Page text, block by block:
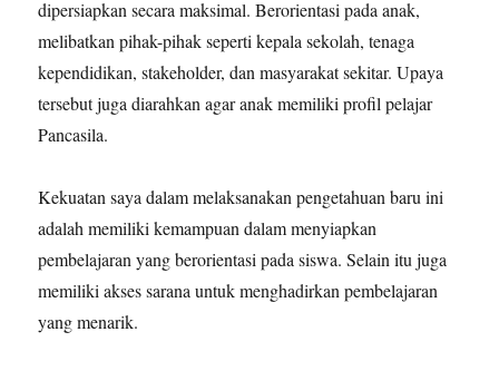
dipersiapkan secara maksimal. Berorientasi pada anak,
melibatkan pihak-pihak seperti kepala sekolah, tenaga
kependidikan, stakeholder, dan masyarakat sekitar. Upaya
tersebut juga diarahkan agar anak memiliki profil pelajar
Pancasila.
Kekuatan saya dalam melaksanakan pengetahuan baru ini
adalah memiliki kemampuan dalam menyiapkan
pembelajaran yang berorientasi pada siswa. Selain itu juga
memiliki akses sarana untuk menghadirkan pembelajaran
yang menarik.